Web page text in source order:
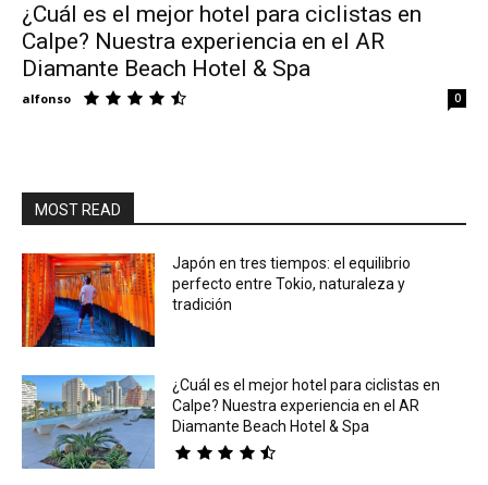
¿Cuál es el mejor hotel para ciclistas en
Calpe? Nuestra experiencia en el AR
Diamante Beach Hotel & Spa
alfonso 0
MOST READ
Japón en tres tiempos: el equilibrio
perfecto entre Tokio, naturaleza y
tradición
¿Cuál es el mejor hotel para ciclistas en
Calpe? Nuestra experiencia en el AR
Diamante Beach Hotel & Spa